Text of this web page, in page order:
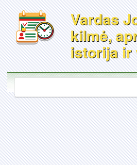
Vardas
kilmė,
istorija ir